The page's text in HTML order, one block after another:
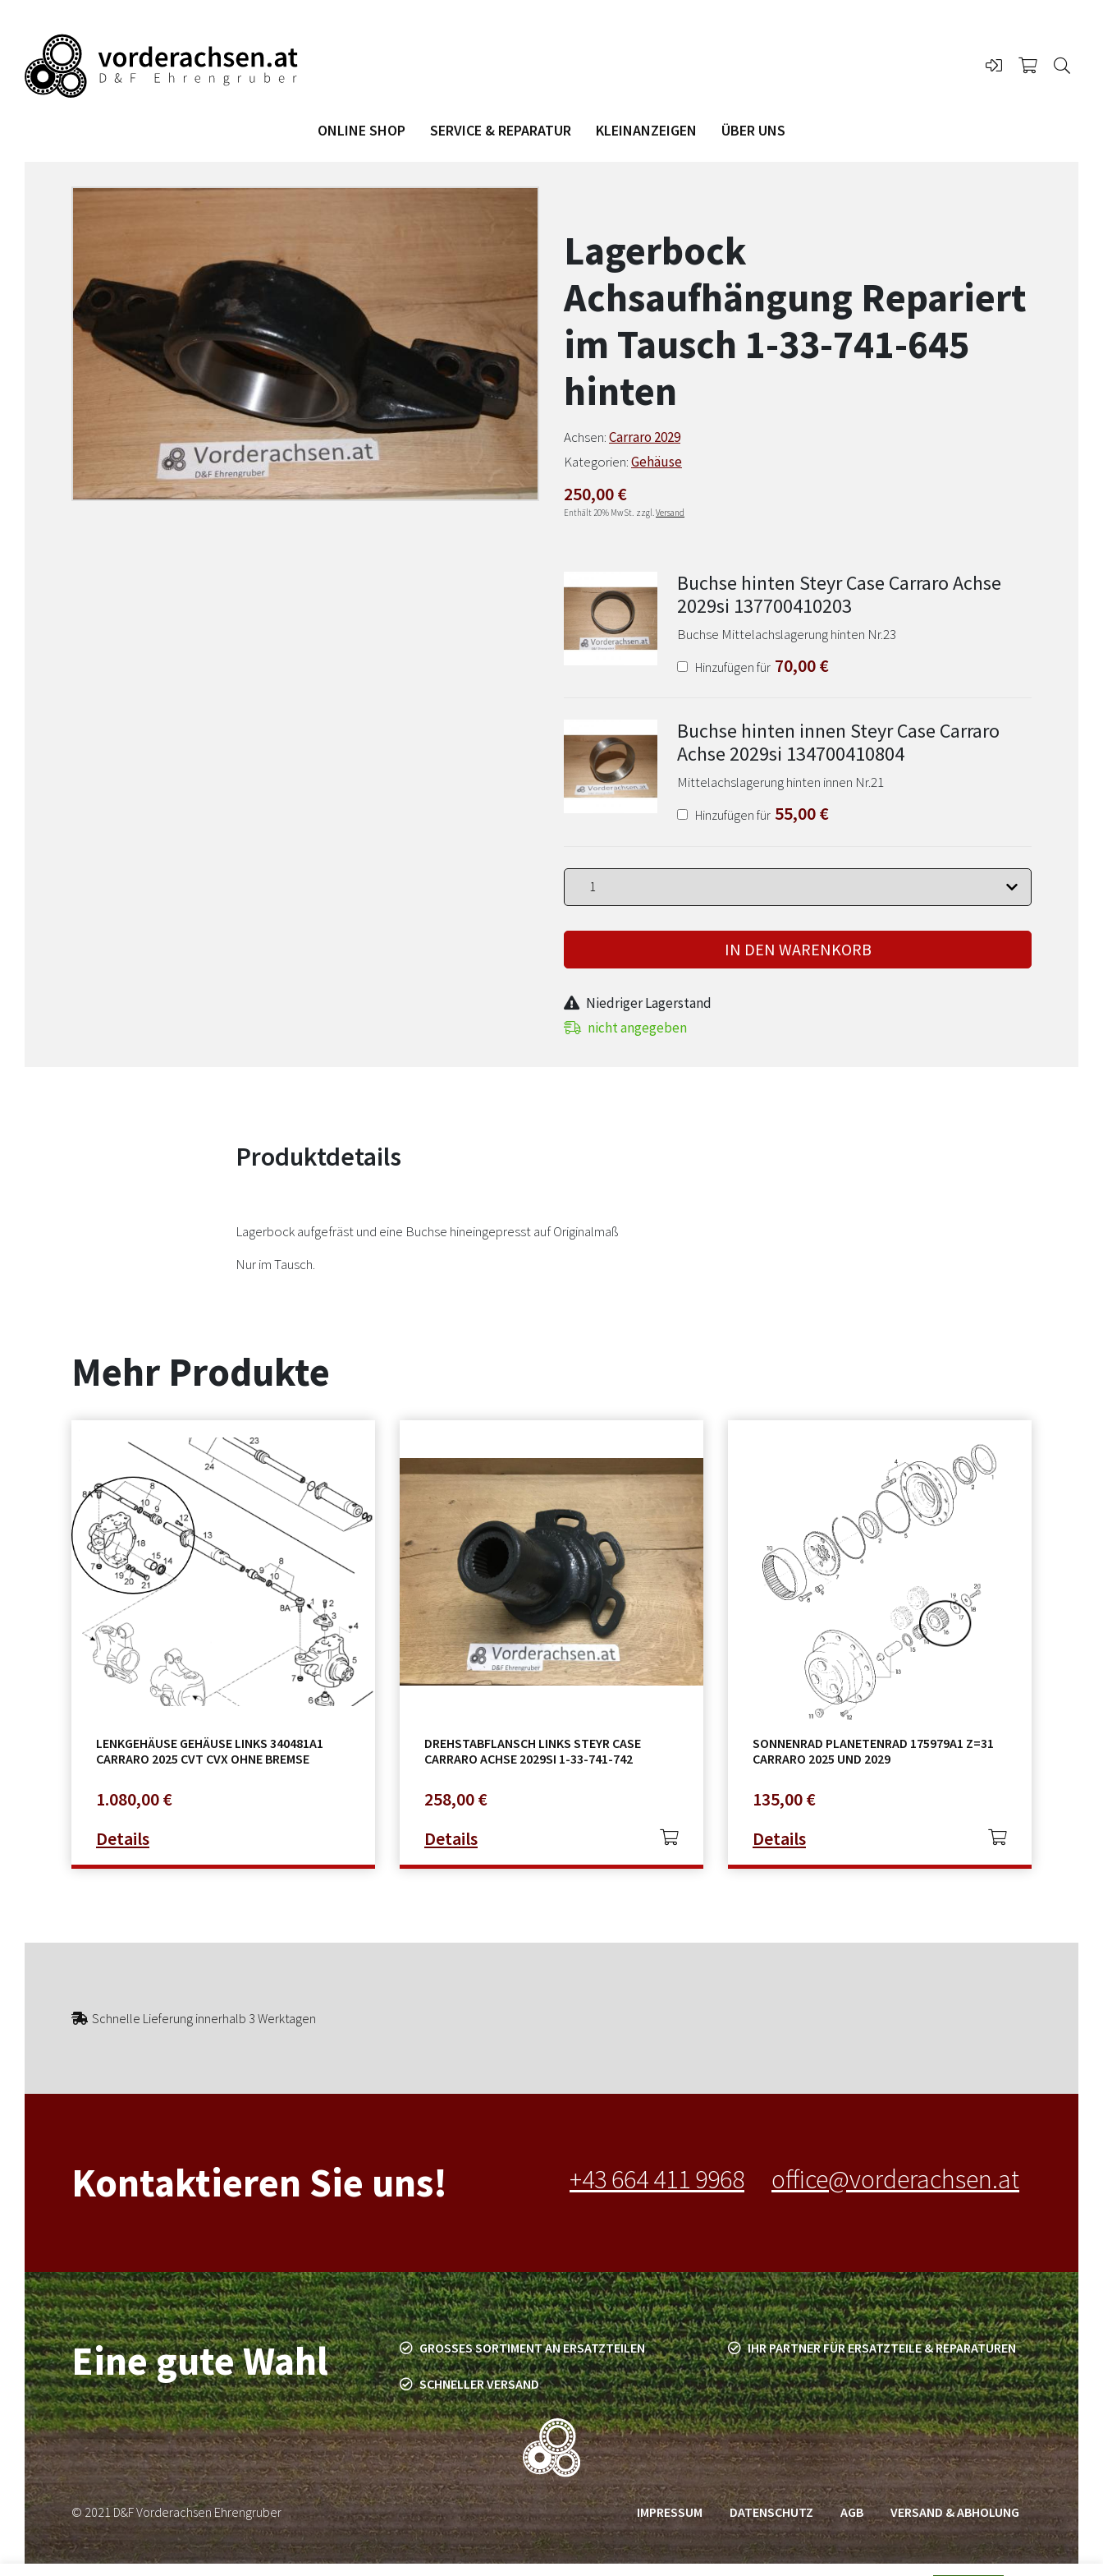
ONLINE SHOP SERVICE & REPARATUR KLEINANZEIGEN ÜBER UNS
Lagerbock
Achsaufhängung Repariert
im Tausch 1-33-741-645
hinten
Achsen:Carraro 2029
Kategorien:Gehäuse
250,00€
Enthält 20% MwSt. zzgl.Versand
Buchse hinten Steyr Case Carraro Achse
2029si 137700410203
Buchse Mittelachslagerung hinten Nr.23
Hinzufügen für 70,00€
Buchse hinten innen Steyr Case Carraro
Achse 2029si 134700410804
Mittelachslagerung hinten innen Nr.21
Hinzufügen für 55,00€
IN DEN WARENKORB
Niedriger Lagerstand
nicht angegeben
Produktdetails
Lagerbock aufgefräst und eine Buchse hineingepresst auf Originalmaß
Nur im Tausch.
Mehr Produkte
LENKGEHÄUSE GEHÄUSE LINKS 340481A1
CARRARO 2025 CVT CVX OHNE BREMSE
1.080,00€
Details
DREHSTABFLANSCH LINKS STEYR CASE
CARRARO ACHSE 2029SI 1-33-741-742
258,00€
Details
SONNENRAD PLANETENRAD 175979A1 Z=31
CARRARO 2025 UND 2029
135,00€
Details
Schnelle Lieferung innerhalb 3 Werktagen
Kontaktieren Sie uns! +43 664 411 9968 office@vorderachsen.at
Eine gute Wahl GROSSES SORTIMENT AN ERSATZTEILEN
SCHNELLER VERSAND
IHR PARTNER FÜR ERSATZTEILE & REPARATUREN
© 2021 D&F Vorderachsen Ehrengruber IMPRESSUM DATENSCHUTZ AGB VERSAND & ABHOLUNG